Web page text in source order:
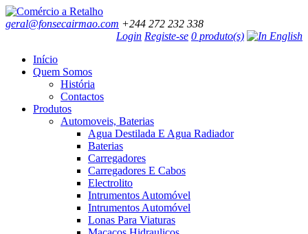
geral@fonsecairmao.com +244 272 232 338
Login Registe-se 0 produto(s)
Início
Quem Somos
História
Contactos
Produtos
Automoveis, Baterias
Agua Destilada E Agua Radiador
Baterias
Carregadores
Carregadores E Cabos
Electrolito
Intrumentos Automóvel
Intrumentos Automóvel
Lonas Para Viaturas